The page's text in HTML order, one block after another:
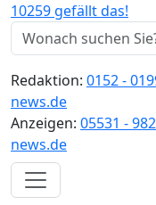
10259 gefällt das!
Redaktion: 0152 -
news.de
Anzeigen: 05531 -
news.de